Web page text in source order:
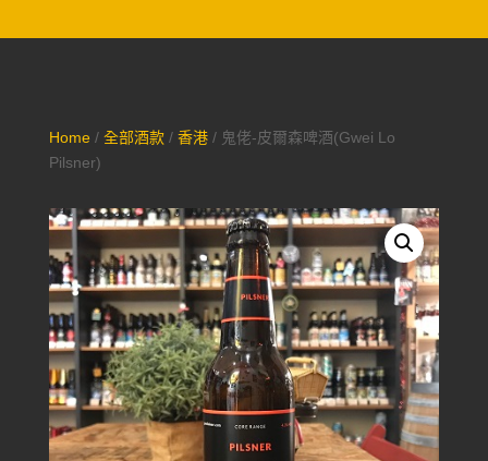
Home/ 全部酒款/ 香港/ 鬼佬-皮爾森啤酒(Gwei Lo
Pilsner)